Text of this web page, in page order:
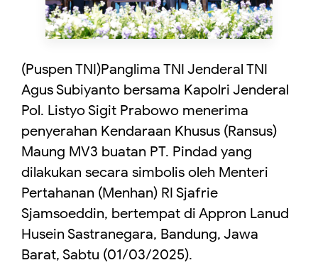
(Puspen TNI)Panglima TNI Jenderal TNI
Agus Subiyanto bersama Kapolri Jenderal
Pol. Listyo Sigit Prabowo menerima
penyerahan Kendaraan Khusus (Ransus)
Maung MV3 buatan PT. Pindad yang
dilakukan secara simbolis oleh Menteri
Pertahanan (Menhan) RI Sjafrie
Sjamsoeddin, bertempat di Appron Lanud
Husein Sastranegara, Bandung, Jawa
Barat, Sabtu (01/03/2025).